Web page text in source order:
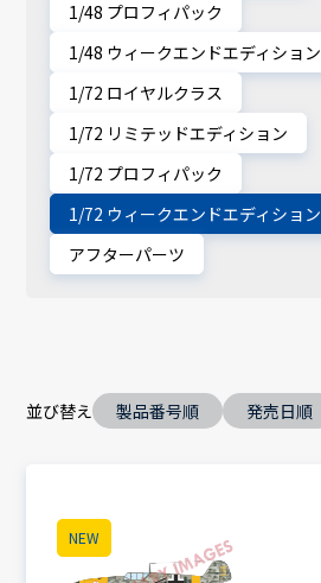
1/48 プロフィパック
1/48 ウィークエンドエディション
1/72 ロイヤルクラス
1/72 リミテッドエディション
1/72 プロフィパック
1/72 ウィークエンドエディション
アフターパーツ
並び替え 製品番号順 発売日順
NEW